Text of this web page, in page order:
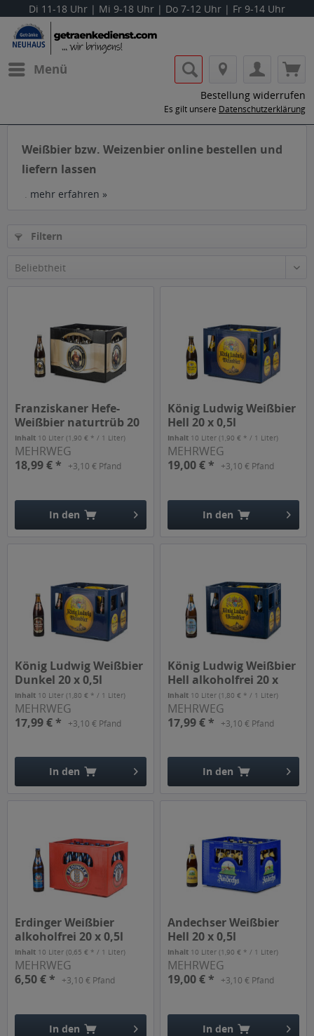
Di 11-18 Uhr | Mi 9-18 Uhr | Do 7-12 Uhr | Fr 9-14 Uhr
Menü
Bestellung widerrufen
Es gilt unsere Datenschutzerklärung
Weißbier bzw. Weizenbier online bestellen und
liefern lassen
. mehr erfahren »
Filtern
Franziskaner Hefe-
Weißbier naturtrüb 20
x 0,5l
Inhalt 10 Liter(1,90 € * / 1 Liter)
MEHRWEG
18,99 € *
+3,10 € Pfand
In den
König Ludwig Weißbier
Hell 20 x 0,5l
Inhalt 10 Liter(1,90 € * / 1 Liter)
MEHRWEG
19,00 € *
+3,10 € Pfand
In den
König Ludwig Weißbier
Dunkel 20 x 0,5l
Inhalt 10 Liter(1,80 € * / 1 Liter)
MEHRWEG
17,99 € *
+3,10 € Pfand
In den
König Ludwig Weißbier
Hell alkoholfrei 20 x
0,5l
Inhalt 10 Liter(1,80 € * / 1 Liter)
MEHRWEG
17,99 € *
+3,10 € Pfand
In den
Erdinger Weißbier
alkoholfrei 20 x 0,5l
Inhalt 10 Liter(0,65 € * / 1 Liter)
MEHRWEG
6,50 € *
+3,10 € Pfand
In den
Andechser Weißbier
Hell 20 x 0,5l
Inhalt 10 Liter(1,90 € * / 1 Liter)
MEHRWEG
19,00 € *
+3,10 € Pfand
In den